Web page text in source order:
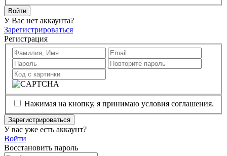
Войти
У Вас нет аккаунта?
Зарегистрироваться
Регистрация
Нажимая на кнопку, я принимаю условия соглашения.
Зарегистрироваться
У вас уже есть аккаунт?
Войти
Восстановить пароль